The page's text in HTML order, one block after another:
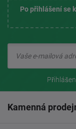
Po přihlášení se
Kamenná